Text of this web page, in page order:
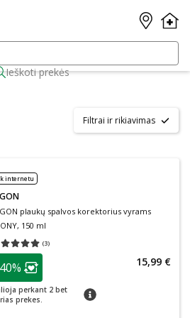
Ieškoti prekės
Filtrai ir rikiavimas
internetu
plaukų spalvos korektorius vyrams
150 ml
(3)
įvertinimas 5.00
Lojalumo klubo narių nuolaida
perkant 2 bet
prekes.
patarimas
15,99 €